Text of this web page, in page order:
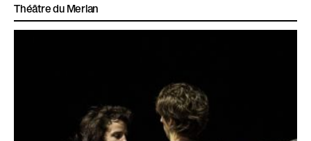
Théâtre du Merlan